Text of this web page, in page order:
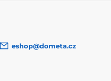
eshop@dometa.cz